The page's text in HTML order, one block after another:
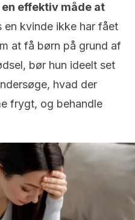
effektiv måde at
en kvinde ikke har fået
at få børn på grund af
bør hun ideelt set
hvad der
frygt, og behandle